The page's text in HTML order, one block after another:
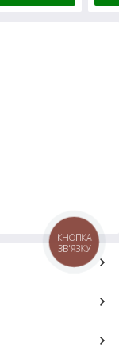
КНОПКА
ЗВ'ЯЗКУ